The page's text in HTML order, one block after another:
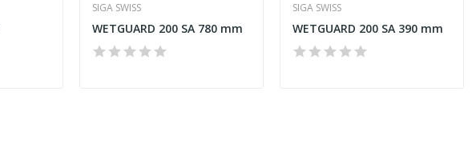
SIGA SWISS
WETGUARD 200 SA 780 mm
SIGA SWISS
WETGUARD 200 SA 390 mm